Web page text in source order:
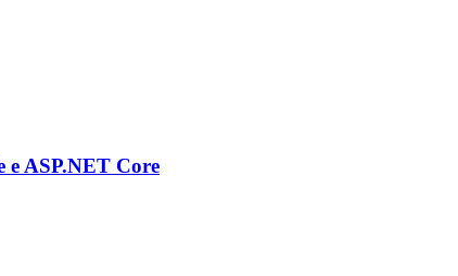
e ASP.NET Core